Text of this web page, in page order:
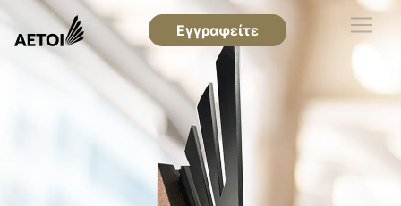
Εγγραφείτε